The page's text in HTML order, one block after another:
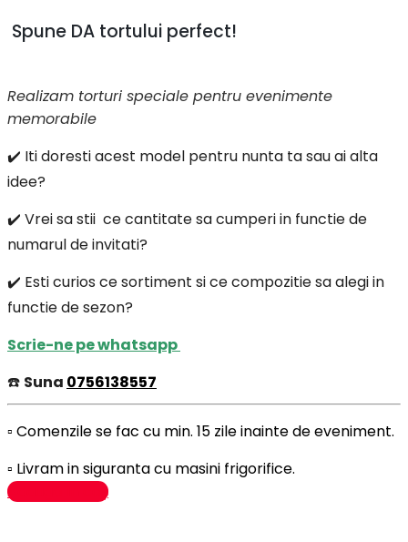
Spune DA tortului perfect!
Realizam torturi speciale pentru evenimente
memorabile
✔️ Iti doresti acest model pentru nunta ta sau ai alta
idee?
✔️ Vrei sa stii ce cantitate sa cumperi in functie de
numarul de invitati?
✔️ Esti curios ce sortiment si ce compozitie sa alegi in
functie de sezon?
Scrie-ne pe whatsapp
☎️ Suna 0756138557
▫️ Comenzile se fac cu min. 15 zile inainte de eveniment.
▫️ Livram in siguranta cu masini frigorifice.
Adaugă în coș